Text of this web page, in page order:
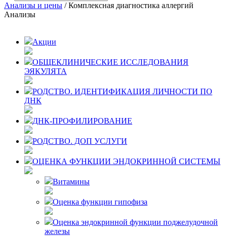
Анализы и цены / Комплексная диагностика аллергий
Анализы
Акции
ОБЩЕКЛИНИЧЕСКИЕ ИССЛЕДОВАНИЯ
ЭЯКУЛЯТА
РОДСТВО. ИДЕНТИФИКАЦИЯ ЛИЧНОСТИ ПО
ДНК
ДНК-ПРОФИЛИРОВАНИЕ
РОДСТВО. ДОП УСЛУГИ
ОЦЕНКА ФУНКЦИИ ЭНДОКРИННОЙ СИСТЕМЫ
Витамины
Оценка функции гипофиза
Оценка эндокринной функции поджелудочной
железы